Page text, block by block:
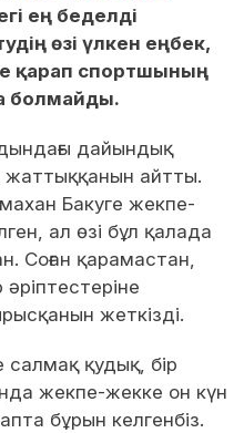
ең беделді
өзі үлкен еңбек,
қарап спортшының
болмайды.
дайындық
жаттыққанын айтты.
Бакуге жекпе-
ал өзі бұл қалада
Соған қарамастан,
жеткізді.
салмақ қудық, бір
жекпе-жекке он күн
бұрын келгенбіз.